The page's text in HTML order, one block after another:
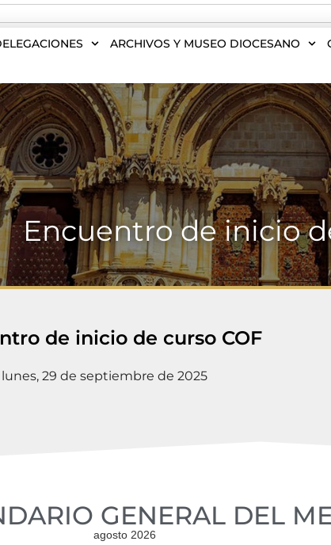
ARCHIVOS Y MUSEO DIOCESANO
Encuentro de inicio
de inicio de curso COF
29 de septiembre de 2025
GENERAL DEL
agosto 2026